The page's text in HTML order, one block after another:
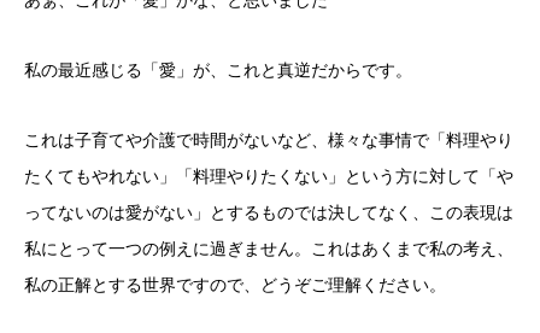
私の最近感じる「愛」が、これと真逆だからです。
これは子育てや介護で時間がないなど、様々な事情で「料理やり
たくてもやれない」「料理やりたくない」という方に対して「や
ってないのは愛がない」とするものでは決してなく、この表現は
私にとって一つの例えに過ぎません。これはあくまで私の考え、
私の正解とする世界ですので、どうぞご理解ください。